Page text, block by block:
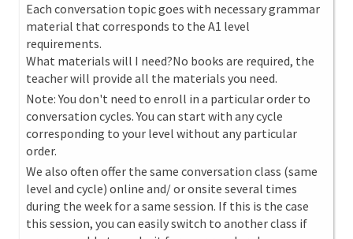
Each conversation topic goes with necessary grammar
material that corresponds to the A1 level
requirements.
What materials will I need?No books are required, the
teacher will provide all the materials you need.
Note: You don't need to enroll in a particular order to
conversation cycles. You can start with any cycle
corresponding to your level without any particular
order.
We also often offer the same conversation class (same
level and cycle) online and/ or onsite several times
during the week for a same session. If this is the case
this session, you can easily switch to another class if